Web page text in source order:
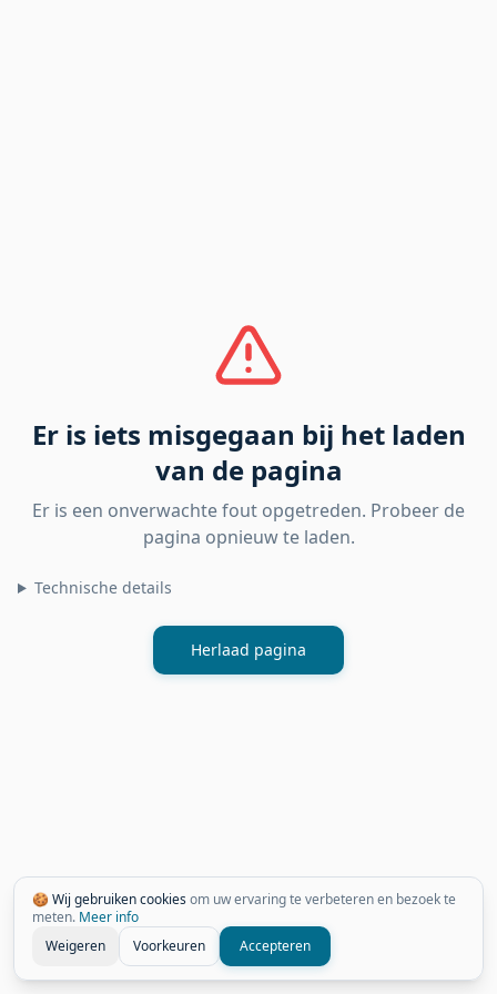
🍪 Wij gebruiken cookiesom uw ervaring te verbeteren en bezoek te
meten. Meer info
Weigeren
Voorkeuren Accepteren
Er is iets misgegaan bij het laden
van de pagina
Er is een onverwachte fout opgetreden. Probeer de
pagina opnieuw te laden.
Technische details
Herlaad pagina